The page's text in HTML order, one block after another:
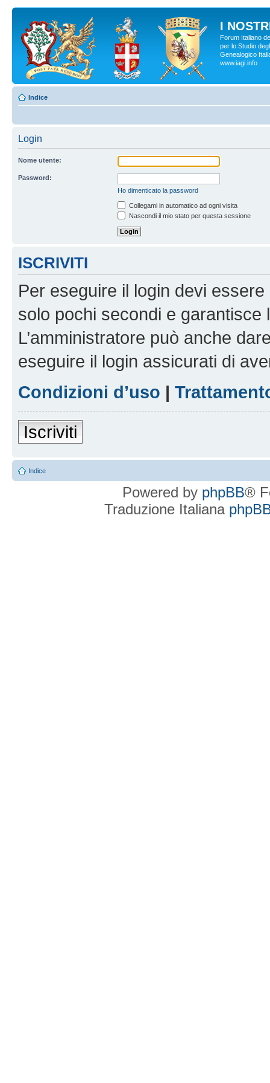
I
Forum Italiano
per lo Studio
Genealogico
www.iagi.info
Indice
Login
Nome utente:
Password:
Ho dimenticato la password
Collegami in automatico ad ogni visita
Nascondi il mio stato per questa sessione
ISCRIVITI
Per eseguire il login devi
solo pochi secondi e garantisce
L’amministratore può anche
eseguire il login assicurati di
Condizioni d’uso |
Iscriviti
Indice
Powered by phpBB®
Traduzione Italiana